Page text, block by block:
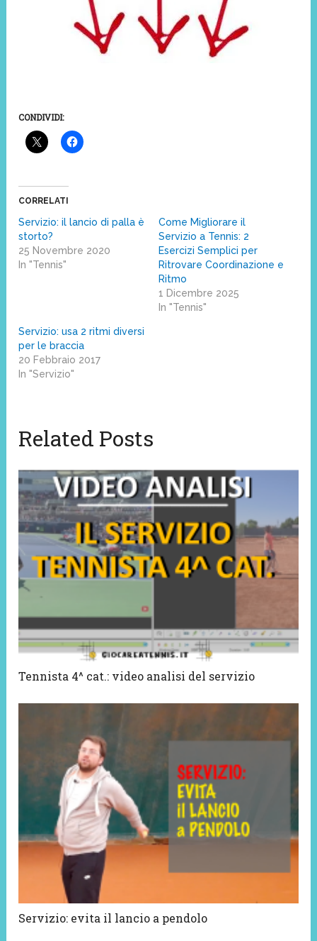
CONDIVIDI:
CORRELATI
Servizio: il lancio di palla è
storto?
25 Novembre 2020
In "Tennis"
Come Migliorare il
Servizio a Tennis: 2
Esercizi Semplici per
Ritrovare Coordinazione e
Ritmo
1 Dicembre 2025
In "Tennis"
Servizio: usa 2 ritmi diversi
per le braccia
20 Febbraio 2017
In "Servizio"
Related Posts
Tennista 4^ cat.: video analisi del servizio
Servizio: evita il lancio a pendolo